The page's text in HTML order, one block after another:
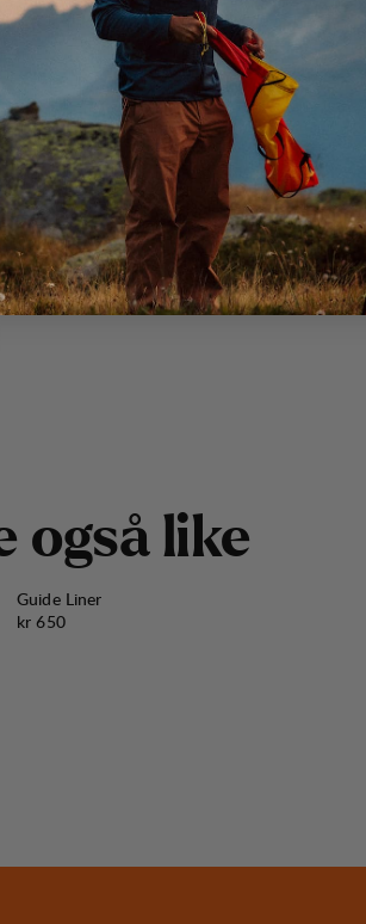
også like
Guide Liner
Pris:
kr 650